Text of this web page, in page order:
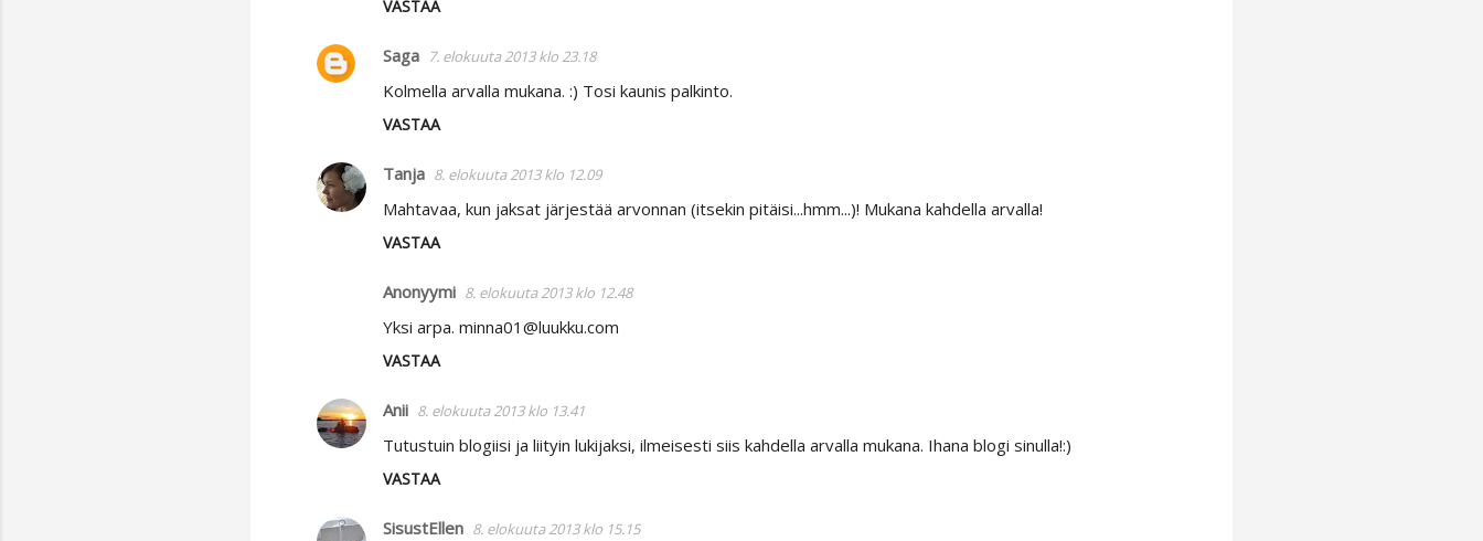
VASTAA
Saga 7. elokuuta 2013 klo 23.18
Kolmella arvalla mukana. :) Tosi kaunis palkinto.
VASTAA
Tanja 8. elokuuta 2013 klo 12.09
Mahtavaa, kun jaksat järjestää arvonnan (itsekin pitäisi...hmm...)! Mukana kahdella arvalla!
VASTAA
Anonyymi 8. elokuuta 2013 klo 12.48
Yksi arpa. minna01@luukku.com
VASTAA
Anii 8. elokuuta 2013 klo 13.41
Tutustuin blogiisi ja liityin lukijaksi, ilmeisesti siis kahdella arvalla mukana. Ihana blogi sinulla!:)
VASTAA
SisustEllen 8. elokuuta 2013 klo 15.15